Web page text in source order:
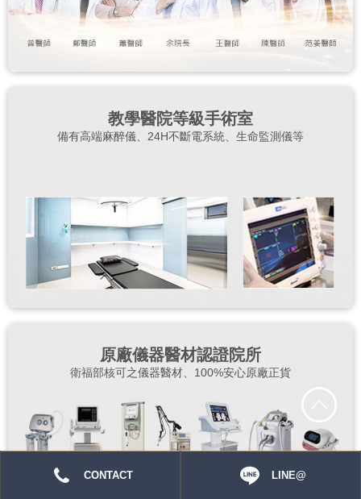
CONTACT LINE@
教學醫院等級手術室
備有高端麻醉儀、24H不斷電系統、生命監測儀等
原廠儀器醫材認證院所
衛福部核可之儀器醫材、100%安心原廠正貨